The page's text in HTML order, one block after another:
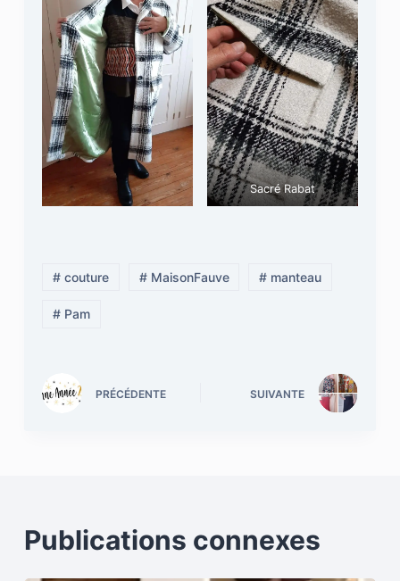
Sacré Rabat
# couture # MaisonFauve # manteau
# Pam
PRÉCÉDENTE SUIVANTE
Publications connexes